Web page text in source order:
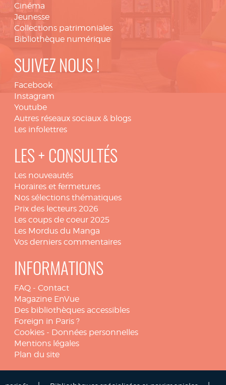
Cinéma
Jeunesse
Collections patrimoniales
Bibliothèque numérique
SUIVEZ NOUS !
Facebook
Instagram
Youtube
Autres réseaux sociaux & blogs
Les infolettres
LES + CONSULTÉS
Les nouveautés
Horaires et fermetures
Nos sélections thématiques
Prix des lecteurs 2026
Les coups de coeur 2025
Les Mordus du Manga
Vos derniers commentaires
INFORMATIONS
FAQ - Contact
Magazine EnVue
Des bibliothèques accessibles
Foreign in Paris ?
Cookies - Données personnelles
Mentions légales
Plan du site